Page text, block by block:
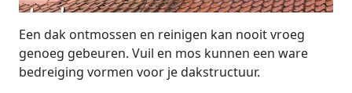
Een dak ontmossen en reinigen kan nooit vroeg
genoeg gebeuren. Vuil en mos kunnen een ware
bedreiging vormen voor je dakstructuur.